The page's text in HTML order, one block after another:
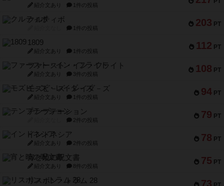
紹介文あり 1件の投稿
203 PT
クルティボ
1件の投稿
112 PT
1809
紹介文あり 1件の投稿
108 PT
ファースト・イン・フライト
紹介文あり 3件の投稿
94 PT
モズビ－ズ・レイダ－ズ
紹介文あり 1件の投稿
79 PT
テンプテーション
2件の投稿
78 PT
インドネシア
紹介文あり 2件の投稿
75 PT
宵と暁の呪文書
紹介文あり 8件の投稿
73
リスボン・トラム 28